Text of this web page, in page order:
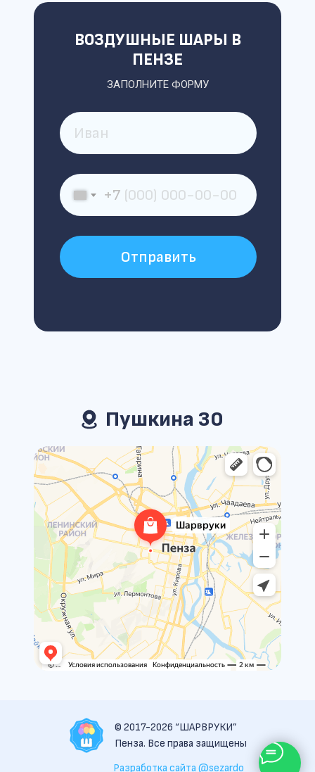
Пушкина 30
ЗАПОЛНИТЕ ФОРМУ
ВОЗДУШНЫЕ ШАРЫ В
ПЕНЗЕ
+7
Отправить
© 2017-2026 “ШАРВРУКИ”
Пенза. Все права защищены
Разработка сайта @sezardo